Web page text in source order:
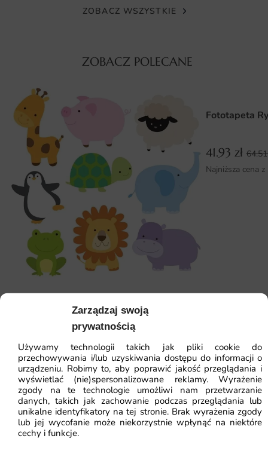
Zarządzaj swoją
prywatnością
Używamy technologii takich jak pliki cookie do
przechowywania i/lub uzyskiwania dostępu do informacji o
urządzeniu. Robimy to, aby poprawić jakość przeglądania i
wyświetlać (nie)spersonalizowane reklamy. Wyrażenie
zgody na te technologie umożliwi nam przetwarzanie
danych, takich jak zachowanie podczas przeglądania lub
unikalne identyfikatory na tej stronie. Brak wyrażenia zgody
lub jej wycofanie może niekorzystnie wpłynąć na niektóre
cechy i funkcje.
wybrany wzór zachowuje świetną prezencję także po
Realizacja zamówienia obejmuje dopasowanie grafiki do
podanych wymiarów ściany z zachowaniem proporcji
kompozycji. Montaż przypomina klejenie klasycznej tapety
— kolejne pasy łączy się na styk, a całość tworzy spójny
obraz. Cały proces jest intuicyjny nawet dla osób, które
nigdy wcześniej nie tapetowały.
Dlaczego warto wybrać tę fototapetę
Fototapeta Samoloty łączy estetykę autorskiego projektu
z trwałością profesjonalnego wydruku. To dekoracja, która
zmienia charakter wnętrza i nadaje mu indywidualnego
rysu.
autorski projekt graficzny dopracowany w najmniejszym
zmywalne
spójność kolorystyczna z popularnymi trendami
wnętrzarskimi
ZOBACZ WSZYSTKIE
ZOBACZ POLECANE
Najniższa cena z 30 dni:41.93zł
Fototapeta
41.93 zł
Najniższa cena
ZOBACZ WSZYSTKIE
Najczęściej zadawane pytania